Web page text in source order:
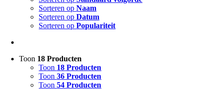
Sorteren opNaam
Sorteren opDatum
Sorteren opPopulariteit
Toon 18 Producten
Toon 18 Producten
Toon36 Producten
Toon54 Producten